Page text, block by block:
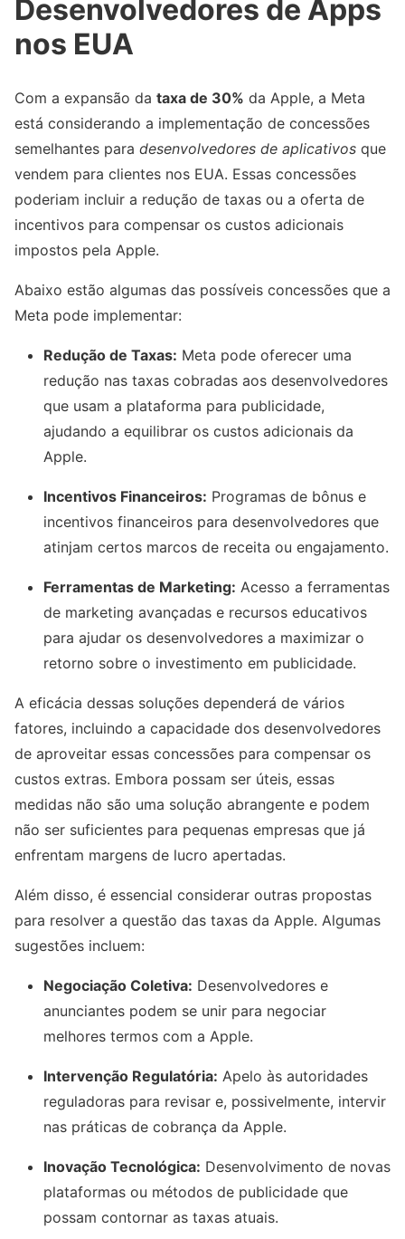
Desenvolvedores de Apps
nos EUA
Com a expansão da taxa de 30% da Apple, a Meta
está considerando a implementação de concessões
semelhantes para desenvolvedores de aplicativos que
vendem para clientes nos EUA. Essas concessões
poderiam incluir a redução de taxas ou a oferta de
incentivos para compensar os custos adicionais
impostos pela Apple.
Abaixo estão algumas das possíveis concessões que a
Meta pode implementar:
Redução de Taxas: Meta pode oferecer uma
redução nas taxas cobradas aos desenvolvedores
que usam a plataforma para publicidade,
ajudando a equilibrar os custos adicionais da
Apple.
Incentivos Financeiros: Programas de bônus e
incentivos financeiros para desenvolvedores que
atinjam certos marcos de receita ou engajamento.
Ferramentas de Marketing: Acesso a ferramentas
de marketing avançadas e recursos educativos
para ajudar os desenvolvedores a maximizar o
retorno sobre o investimento em publicidade.
A eficácia dessas soluções dependerá de vários
fatores, incluindo a capacidade dos desenvolvedores
de aproveitar essas concessões para compensar os
custos extras. Embora possam ser úteis, essas
medidas não são uma solução abrangente e podem
não ser suficientes para pequenas empresas que já
enfrentam margens de lucro apertadas.
Além disso, é essencial considerar outras propostas
para resolver a questão das taxas da Apple. Algumas
sugestões incluem:
Negociação Coletiva: Desenvolvedores e
anunciantes podem se unir para negociar
melhores termos com a Apple.
Intervenção Regulatória: Apelo às autoridades
reguladoras para revisar e, possivelmente, intervir
nas práticas de cobrança da Apple.
Inovação Tecnológica: Desenvolvimento de novas
plataformas ou métodos de publicidade que
possam contornar as taxas atuais.